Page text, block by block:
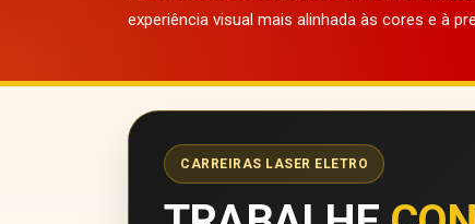
experiência visual mais alinhada às cores e à
CARREIRAS LASER ELETRO